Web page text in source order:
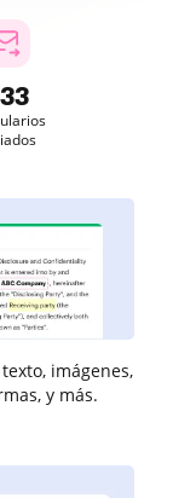
imágenes,
y más.